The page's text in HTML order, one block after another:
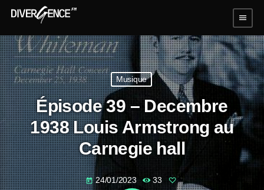
menu
Musique
Épisode 39 – Decembre
1938 Louis Armstrong au
Carnegie hall
today 24/01/2023 33